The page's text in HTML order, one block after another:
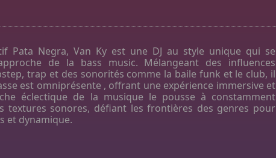
Pata Negra, Van Ky est une DJ au style unique qui se
de la bass music. Mélangeant des influences
trap et des sonorités comme la baile funk et le club, il
est omniprésente , offrant une expérience immersive et
éclectique de la musique le pousse à constamment
textures sonores, défiant les frontières des genres pour
et dynamique.